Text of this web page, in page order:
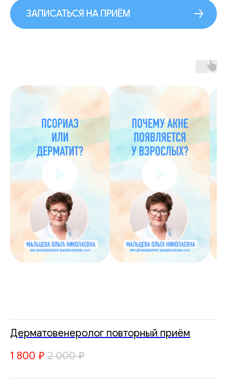
ЗАПИСАТЬСЯ НА ПРИЁМ
Дерматовенеролог повторный приём
1 800 ₽ 2 000 ₽